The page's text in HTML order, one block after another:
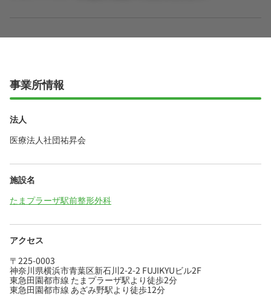
事業所情報
法人
医療法人社団祐昇会
施設名
たまプラーザ駅前整形外科
アクセス
〒225-0003
神奈川県横浜市青葉区新石川2-2-2 FUJIKYUビル2F
東急田園都市線 たまプラーザ駅より徒歩2分
東急田園都市線 あざみ野駅より徒歩12分